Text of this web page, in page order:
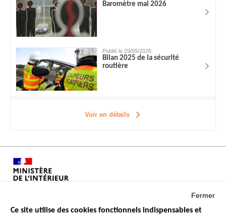
Baromètre mai 2026
Publié le 29/05/2026
Bilan 2025 de la sécurité
routière
Voir en détails
Fermer
Ce site utilise des cookies fonctionnels indispensables et